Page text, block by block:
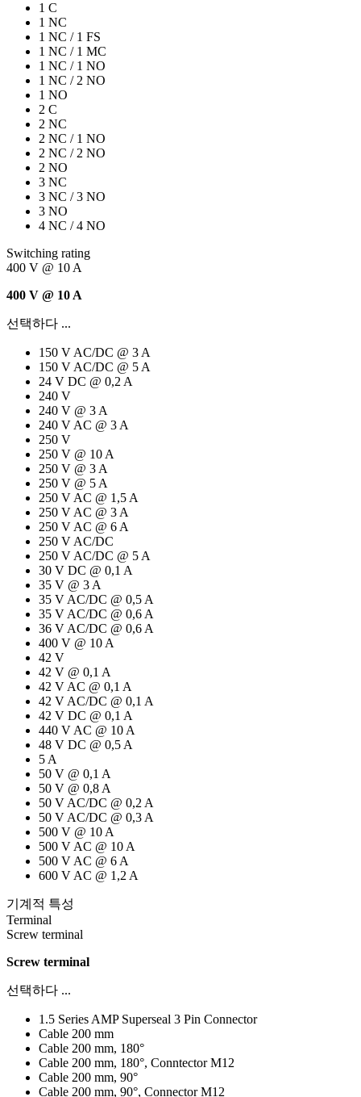
1 C
1 NC
1 NC / 1 FS
1 NC / 1 MC
1 NC / 1 NO
1 NC / 2 NO
1 NO
2 C
2 NC
2 NC / 1 NO
2 NC / 2 NO
2 NO
3 NC
3 NC / 3 NO
3 NO
4 NC / 4 NO
Switching rating
400 V @ 10 A
400 V @ 10 A
선택하다 ...
150 V AC/DC @ 3 A
150 V AC/DC @ 5 A
24 V DC @ 0,2 A
240 V
240 V @ 3 A
240 V AC @ 3 A
250 V
250 V @ 10 A
250 V @ 3 A
250 V @ 5 A
250 V AC @ 1,5 A
250 V AC @ 3 A
250 V AC @ 6 A
250 V AC/DC
250 V AC/DC @ 5 A
30 V DC @ 0,1 A
35 V @ 3 A
35 V AC/DC @ 0,5 A
35 V AC/DC @ 0,6 A
36 V AC/DC @ 0,6 A
400 V @ 10 A
42 V
42 V @ 0,1 A
42 V AC @ 0,1 A
42 V AC/DC @ 0,1 A
42 V DC @ 0,1 A
440 V AC @ 10 A
48 V DC @ 0,5 A
5 A
50 V @ 0,1 A
50 V @ 0,8 A
50 V AC/DC @ 0,2 A
50 V AC/DC @ 0,3 A
500 V @ 10 A
500 V AC @ 10 A
500 V AC @ 6 A
600 V AC @ 1,2 A
기계적 특성
Terminal
Screw terminal
Screw terminal
선택하다 ...
1.5 Series AMP Superseal 3 Pin Connector
Cable 200 mm
Cable 200 mm, 180°
Cable 200 mm, 180°, Conntector M12
Cable 200 mm, 90°
Cable 200 mm, 90°, Connector M12